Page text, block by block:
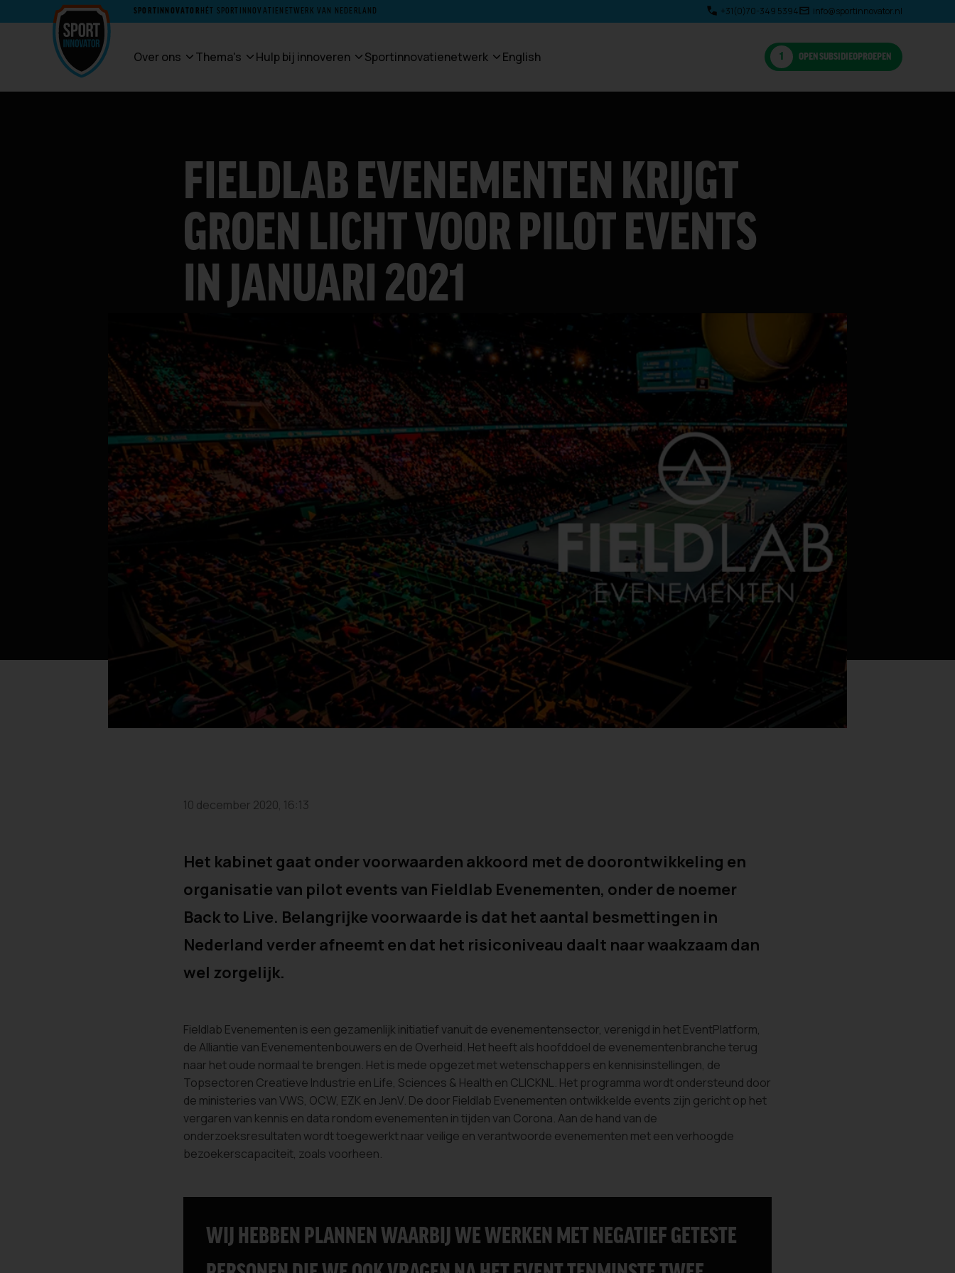
SPORTINNOVATOR HÉT SPORTINNOVATIENETWERK VAN NEDERLAND +31(0)70-349 5394 info@sportinnovator.nl
Over ons Thema's Hulp bij innoveren Sportinnovatienetwerk English OPEN SUBSIDIEOPROEPEN
FIELDLAB EVENEMENTEN KRIJGT
GROEN LICHT VOOR PILOT EVENTS
IN JANUARI 2021
10 december 2020, 16:13
Het kabinet gaat onder voorwaarden akkoord met de doorontwikkeling en
organisatie van pilot events van Fieldlab Evenementen, onder de noemer
Back to Live. Belangrijke voorwaarde is dat het aantal besmettingen in
Nederland verder afneemt en dat het risiconiveau daalt naar waakzaam dan
wel zorgelijk.
Fieldlab Evenementen is een gezamenlijk initiatief vanuit de evenementensector, verenigd in het EventPlatform,
de Alliantie van Evenementenbouwers en de Overheid. Het heeft als hoofddoel de evenementenbranche terug
naar het oude normaal te brengen. Het is mede opgezet met wetenschappers en kennisinstellingen, de
Topsectoren Creatieve Industrie en Life, Sciences & Health en CLICKNL. Het programma wordt ondersteund door
de ministeries van VWS, OCW, EZK en JenV. De door Fieldlab Evenementen ontwikkelde events zijn gericht op het
vergaren van kennis en data rondom evenementen in tijden van Corona. Aan de hand van de
onderzoeksresultaten wordt toegewerkt naar veilige en verantwoorde evenementen met een verhoogde
bezoekerscapaciteit, zoals voorheen.
WIJ HEBBEN PLANNEN WAARBIJ WE WERKEN MET NEGATIEF GETESTE